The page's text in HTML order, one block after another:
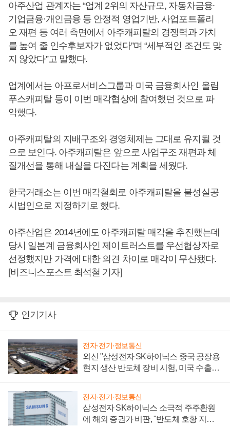
아주산업 관계자는 “업계 2위의 자산규모, 자동차금융∙
기업금융∙개인금융 등 안정적 영업기반, 사업포트폴리
오 재편 등 여러 측면에서 아주캐피탈의 경쟁력과 가치
를 높여 줄 인수후보자가 없었다”며 “세부적인 조건도 맞
지 않았다”고 말했다.
업계에서는 아프로서비스그룹과 미국 금융회사인 올림
푸스캐피탈 등이 이번 매각협상에 참여했던 것으로 파
악했다.
아주캐피탈의 지배구조와 경영체제는 그대로 유지될 것
으로 보인다. 아주캐피탈은 앞으로 사업구조 재편과 체
질개선을 통해 내실을 다진다는 계획을 세웠다.
한국거래소는 이번 매각철회로 아주캐피탈을 불성실공
시법인으로 지정하기로 했다.
아주산업은 2014년에도 아주캐피탈 매각을 추진했는데
당시 일본계 금융회사인 제이트러스트를 우선협상자로
선정했지만 가격에 대한 의견 차이로 매각이 무산됐다.
[비즈니스포스트 최석철 기자]
인기기사
전자·전기·정보통신
외신 "삼성전자 SK하이닉스 중국 공장용
현지 생산 반도체 장비 시험, 미국 수출통
전자·전기·정보통신
삼성전자 SK하이닉스 소극적 주주환원
에 해외 증권가 비판, "반도체 호황 지속